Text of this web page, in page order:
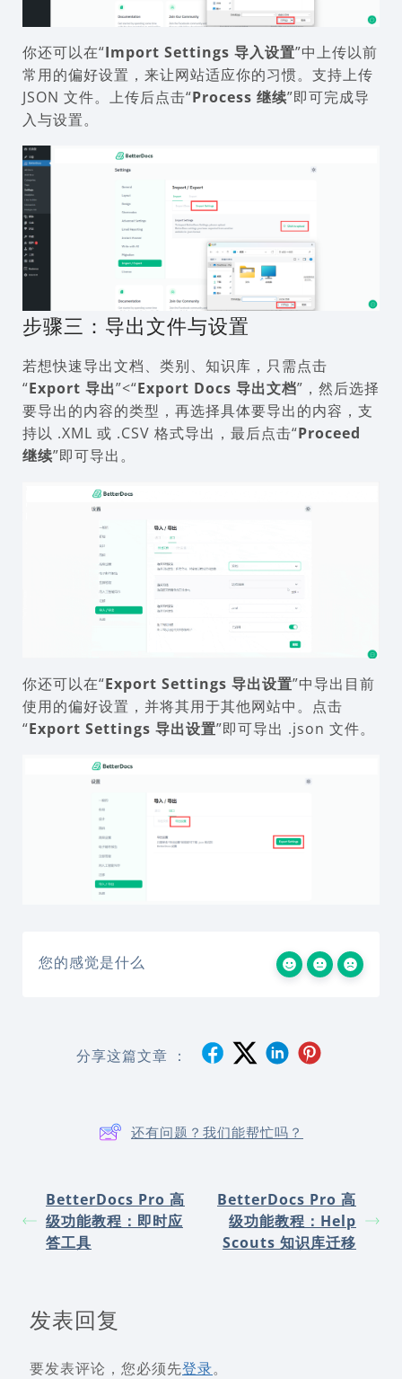
你还可以在“Import Settings 导入设置”中上传以前
常用的偏好设置，来让网站适应你的习惯。支持上传
JSON 文件。上传后点击“Process 继续”即可完成导
入与设置。
步骤三：导出文件与设置
若想快速导出文档、类别、知识库，只需点击
“Export 导出”<“Export Docs 导出文档”，然后选择
要导出的内容的类型，再选择具体要导出的内容，支
持以 .XML 或 .CSV 格式导出，最后点击“Proceed
继续”即可导出。
你还可以在“Export Settings 导出设置”中导出目前
使用的偏好设置，并将其用于其他网站中。点击
“Export Settings 导出设置”即可导出 .json 文件。
您的感觉是什么
分享这篇文章 ：
还有问题？我们能帮忙吗？
BetterDocs Pro 高
级功能教程：即时应
答工具
BetterDocs Pro 高
级功能教程：Help
Scouts 知识库迁移
发表回复
要发表评论，您必须先登录。